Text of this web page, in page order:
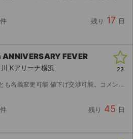
残り 17 日
FEVER
Kアリーナ横浜
。コメントください アプグレ申込予定です。(アプグレ当落で値段変わります)
残り 45 日
23